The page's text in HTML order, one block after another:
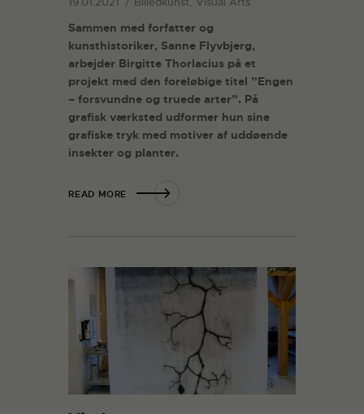
Sammen med forfatter og
kunsthistoriker, Sanne Flyvbjerg,
arbejder Birgitte Thorlacius på et
projekt med den foreløbige titel ”Engen
– forsvundne og truede arter”. På
grafisk værksted udformer hun sine
grafiske tryk med motiver af uddøende
insekter og planter.
READ MORE